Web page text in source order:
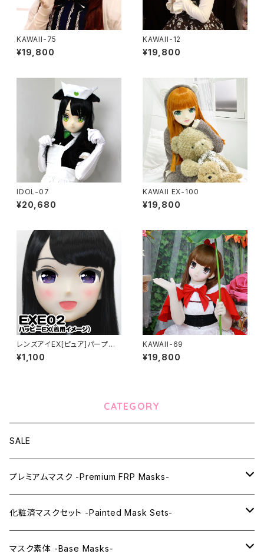
KAWAII-75
¥19,800
KAWAII-12
¥19,800
IDOL-07
¥20,680
KAWAII EX-100
¥19,800
レンズアイEX[ピュア]パープル
Lens Eye EX[PURE]purple
¥1,100
KAWAII-69
¥19,800
CATEGORY
SALE
プレミアムマスク -Premium FRP Masks-
KAWAII PREMIUM Mask & Wig Sets
プレミアムマスク素体-Premium base masks-
化粧済マスクセット -Painted Mask Sets-
KAWAII EX series
マスク素体 -Base Masks-